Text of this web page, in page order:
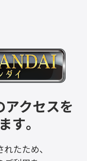
アクセスを
す。
たため、